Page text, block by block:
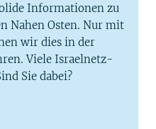
Informationen zu
Nahen Osten. Nur mit
wir dies in der
Viele Israelnetz-
Sie dabei?